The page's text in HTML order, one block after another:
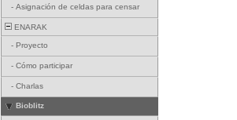
- Asignación de celdas para censar
ENARAK
- Proyecto
- Cómo participar
- Charlas
Bioblitz